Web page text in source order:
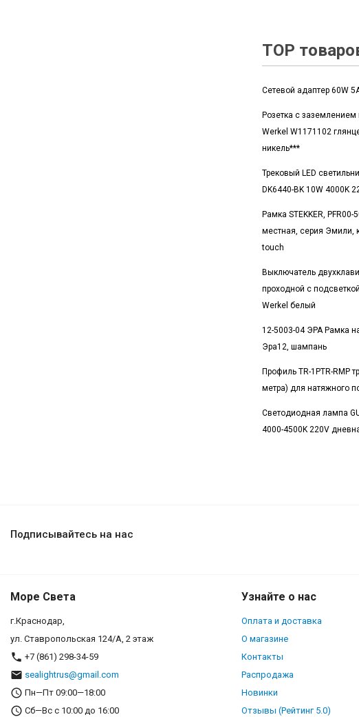
TOP
Сетевой адаптер 60W
Розетка с заземлением
Werkel W1171102
никель***
Трековый LED
DK6440-BK 10W 4000K
Рамка STEKKER, PFR00-
местная, серия Эмили,
touch
Выключатель
проходной с
Werkel белый
12-5003-04 ЭРА Рамка
Эра12, шампань
Профиль TR-1PTR-RMP
метра) для натяжного
Светодиодная лампа
4000-4500K 220V
Подписывайтесь на нас
Море Света
г.Краснодар,
ул. Ставропольская 124/А, 2 этаж
+7 (861) 298-34-59
sealightrus@gmail.com
Пн—Пт 09:00—18:00
Сб—Вс с 10:00 до 16:00
Узнайте о нас
Оплата и доставка
О магазине
Контакты
Распродажа
Новинки
Отзывы (Рейтинг 5.0)